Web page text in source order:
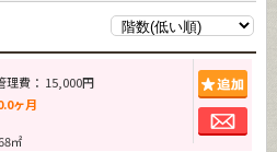
理費： 15,000円
ヶ月
㎡